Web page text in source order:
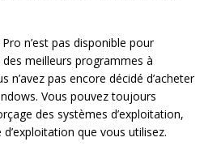
n’est pas disponible pour
des meilleurs programmes à
n’avez pas encore décidé d’acheter
Vous pouvez toujours
des systèmes d’exploitation,
que vous utilisez.